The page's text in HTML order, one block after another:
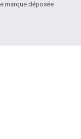
marque déposée